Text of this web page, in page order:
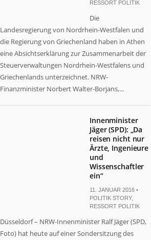
RESSORT POLITIK
Die
Landesregierung von Nordrhein-Westfalen und
die Regierung von Griechenland haben in Athen
eine Absichtserklärung zur Zusammenarbeit der
Steuerverwaltungen Nordrhein-Westfalens und
Griechenlands unterzeichnet. NRW-
Finanzminister Norbert Walter-Borjans,...
Innenminister
Jäger (SPD): „Da
reisen nicht nur
Ärzte, Ingenieure
und
Wissenschaftler
ein“
11. JANUAR 2016 •
POLITIK STORY,
RESSORT POLITIK
Düsseldorf – NRW-Innenminister Ralf Jäger (SPD,
Foto) hat heute auf einer Sondersitzung des